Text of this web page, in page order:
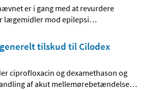
er i gang med at revurdere
lægemidler mod epilepsi…
tilskud til Cilodex
ciprofloxacin og dexamethason og
af akut mellemørebetændelse…